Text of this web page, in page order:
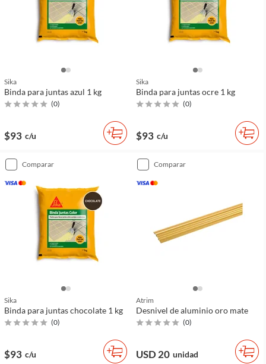
Sika
Binda para juntas azul 1 kg
(0)
$93 c/u
Sika
Binda para juntas ocre 1 kg
(0)
$93 c/u
comparar
Sika
Binda para juntas chocolate 1 kg
(0)
$93 c/u
comparar
Atrim
Desnivel de aluminio oro mate
(0)
USD 20 unidad